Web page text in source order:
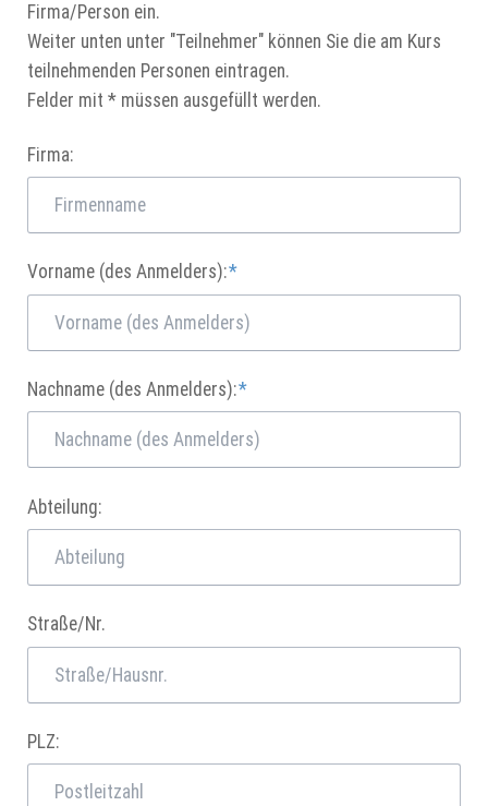
Firma/Person ein.
Weiter unten unter "Teilnehmer" können Sie die am Kurs
teilnehmenden Personen eintragen.
Felder mit * müssen ausgefüllt werden.
Firma:
Pflichtfeld
Vorname (des Anmelders):*
Pflichtfeld
Nachname (des Anmelders):*
Abteilung:
Straße/Nr.
PLZ: